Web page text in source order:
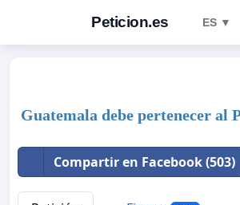
Peticion.es ES ▼
Guatemala debe pertenecer al
Compartir en Facebook (503)